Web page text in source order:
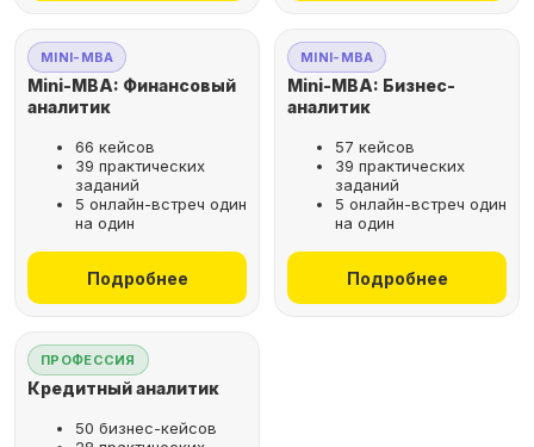
MINI-MBA
Mini-MBA: Финансовый
аналитик
66 кейсов
39 практических
заданий
5 онлайн-встреч один
на один
Подробнее
MINI-MBA
Mini-MBA: Бизнес-
аналитик
57 кейсов
39 практических
заданий
5 онлайн-встреч один
на один
Подробнее
ПРОФЕССИЯ
Кредитный аналитик
50 бизнес-кейсов
оптимальную программу для
Оставьте заявку
на бесплатную
консультацию